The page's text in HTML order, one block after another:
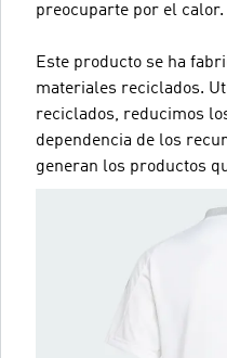
preocuparte por el calor.
Este producto se ha
materiales reciclados.
reciclados, reducimos
dependencia de los
generan los productos